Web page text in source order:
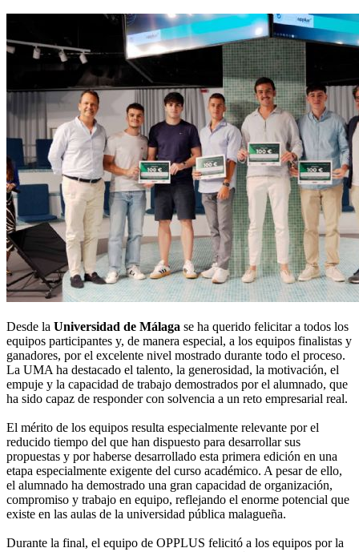
Desde la Universidad de Málaga se ha querido felicitar a todos los
equipos participantes y, de manera especial, a los equipos finalistas y
ganadores, por el excelente nivel mostrado durante todo el proceso.
La UMA ha destacado el talento, la generosidad, la motivación, el
empuje y la capacidad de trabajo demostrados por el alumnado, que
ha sido capaz de responder con solvencia a un reto empresarial real.
El mérito de los equipos resulta especialmente relevante por el
reducido tiempo del que han dispuesto para desarrollar sus
propuestas y por haberse desarrollado esta primera edición en una
etapa especialmente exigente del curso académico. A pesar de ello,
el alumnado ha demostrado una gran capacidad de organización,
compromiso y trabajo en equipo, reflejando el enorme potencial que
existe en las aulas de la universidad pública malagueña.
Durante la final, el equipo de OPPLUS felicitó a los equipos por la